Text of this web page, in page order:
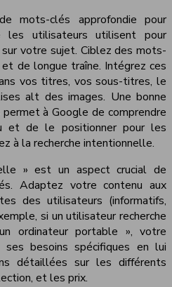
mots-clés approfondie pour
utilisateurs utilisent pour
votre sujet. Ciblez des mots-
et de longue traîne. Intégrez ces
vos titres, vos sous-titres, le
alt des images. Une bonne
à Google de comprendre
et de le positionner pour les
à la recherche intentionnelle.
» est un aspect crucial de
Adaptez votre contenu aux
des utilisateurs (informatifs,
si un utilisateur recherche
ordinateur portable », votre
besoins spécifiques en lui
détaillées sur les différents
et les prix.